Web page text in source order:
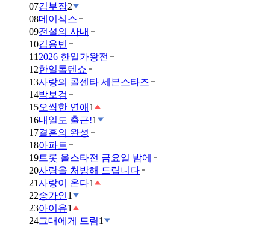
07김부장2
08데이식스
09전설의 사내
10김용빈
11 2026 한일가왕전
12한일톱텐쇼
13사랑의 콜센타 세븐스타즈
14박보검
15오싹한 연애 1
16내일도 출근!1
17결혼의 완성
18아파트
19트롯 올스타전 금요일 밤에
20사랑을 처방해 드립니다
21사랑이 온다1
22송가인1
23아이유1
24그대에게 드림1